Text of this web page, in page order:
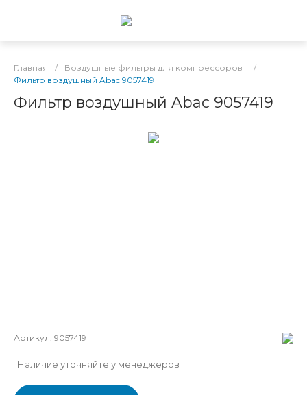
Главная / Воздушные фильтры для компрессоров
/
Фильтр воздушный Abac 9057419
Фильтр воздушный Abac 9057419
Артикул: 9057419
Наличие уточняйте у менеджеров